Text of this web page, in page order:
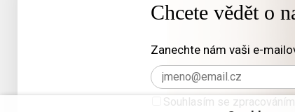
Chcete vědět o
Zanechte nám vaši e-
Souhlasím se